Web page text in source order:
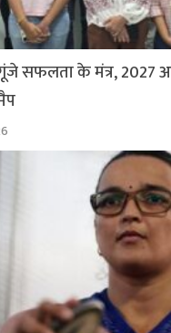
सफलता के मंत्र, 2027